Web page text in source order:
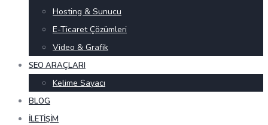
Hosting & Sunucu
E-Ticaret Çözümleri
Video & Grafik
SEO ARAÇLARI
Kelime Sayacı
BLOG
İLETIŞIM